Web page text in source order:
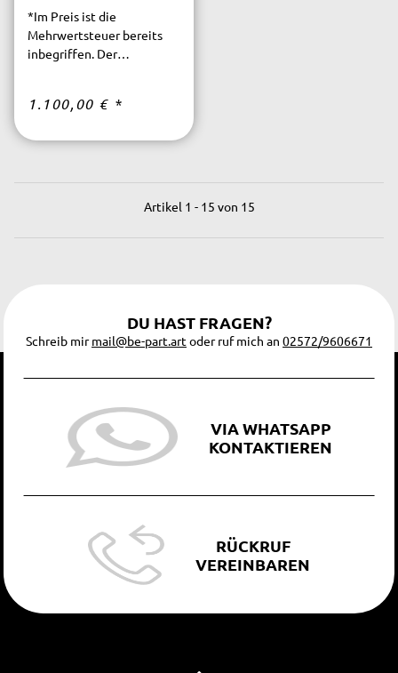
Woodo
*Im Preis ist die
Mehrwertsteuer bereits
inbegriffen. Der
kostenfrei.
1.100,00 € *
Artikel 1 - 15 von 15
DU HAST FRAGEN?
Schreib mirmail@be-part.artoder ruf mich an 02572/9606671
VIA WHATSAPP
KONTAKTIEREN
RÜCKRUF
VEREINBAREN